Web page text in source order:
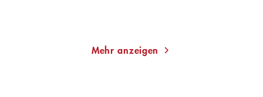
Mehr anzeigen